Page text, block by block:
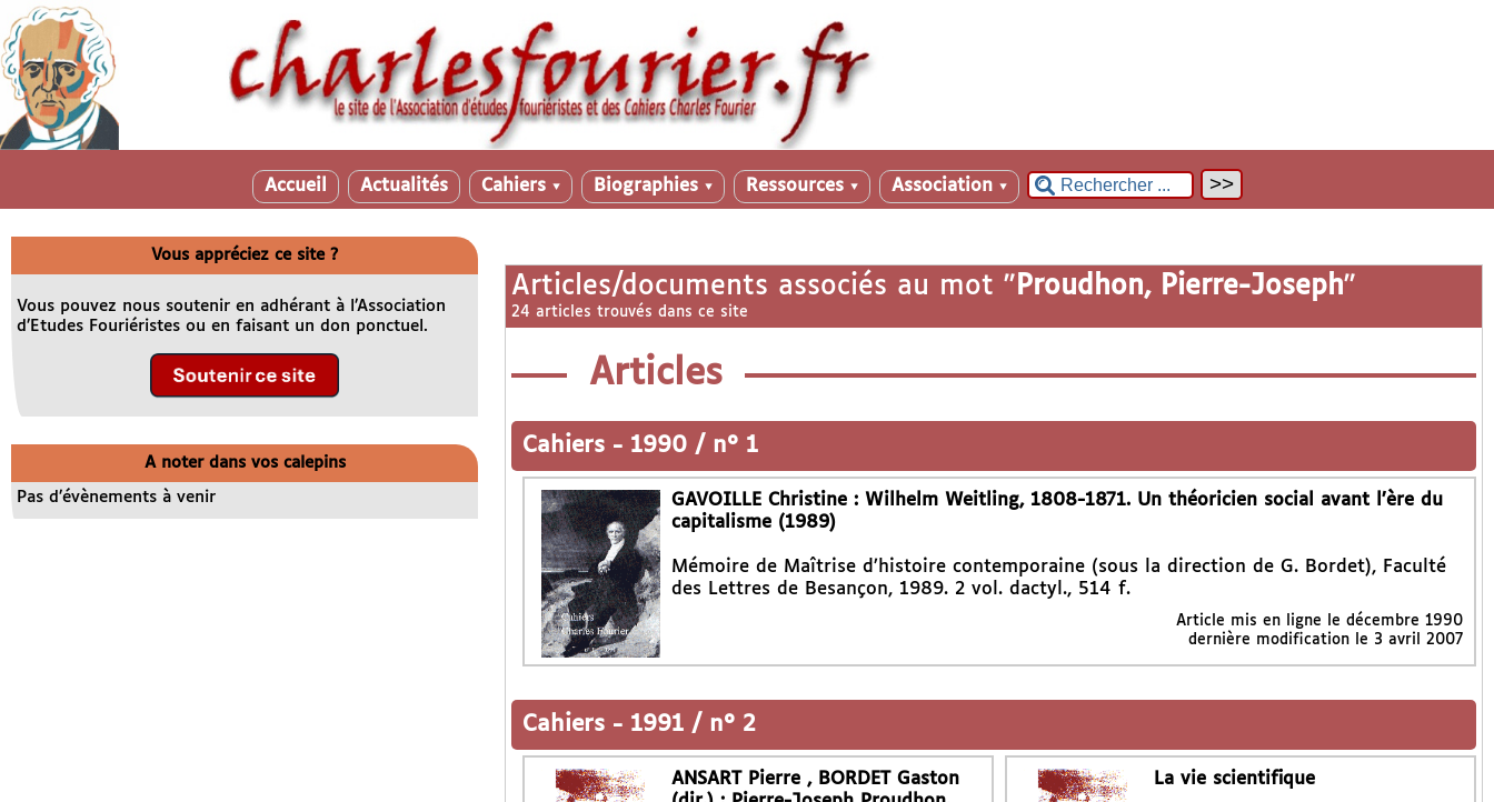
Accueil Actualités Cahiers ▼ Biographies ▼ Ressources ▼ Association ▼
Articles/documents associés au mot " Proudhon, Pierre-Joseph"
24 articles trouvés dans ce site
Articles
Cahiers - 1990 / n° 1
GAVOILLE Christine : Wilhelm Weitling, 1808-1871. Un théoricien social avant l’ère du
capitalisme (1989)
Mémoire de Maîtrise d’histoire contemporaine (sous la direction de G. Bordet), Faculté
des Lettres de Besançon, 1989. 2 vol. dactyl., 514 f.
Article mis en ligne le décembre 1990
dernière modification le 3 avril 2007
Cahiers - 1991 / n° 2
ANSART Pierre , BORDET Gaston
La vie scientifique
Vous appréciez ce site ?
Vous pouvez nous soutenir en adhérant à l’Association
d’Etudes Fouriéristes ou en faisant un don ponctuel.
A noter dans vos calepins
Pas d’évènements à venir